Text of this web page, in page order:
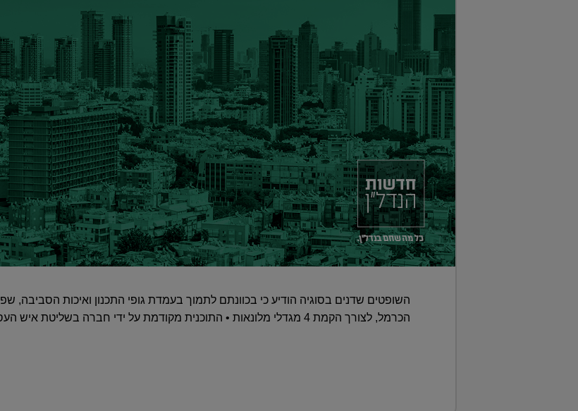
השופטים שדנים בסוגיה הודיע כי בכוונתם לתמוך בעמדת גופי התכנון ואיכות הסביבה,
הכרמל, לצורך הקמת 4 מגדלי מלונאות • התוכנית מקודמת על ידי חברה בשליטת איש העסקים יצחק תשובה